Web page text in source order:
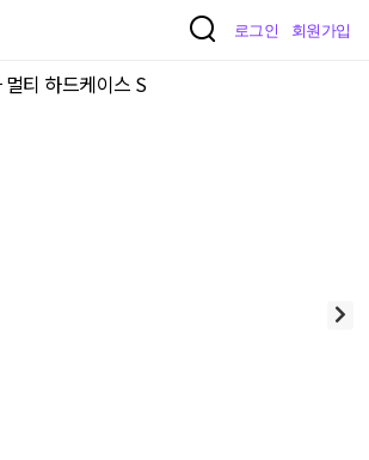
로그인 회원가입